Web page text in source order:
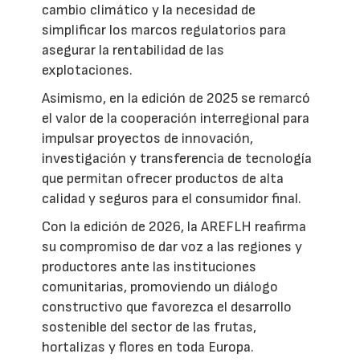
cambio climático y la necesidad de
simplificar los marcos regulatorios para
asegurar la rentabilidad de las
explotaciones.
Asimismo, en la edición de 2025 se remarcó
el valor de la cooperación interregional para
impulsar proyectos de innovación,
investigación y transferencia de tecnología
que permitan ofrecer productos de alta
calidad y seguros para el consumidor final.
Con la edición de 2026, la AREFLH reafirma
su compromiso de dar voz a las regiones y
productores ante las instituciones
comunitarias, promoviendo un diálogo
constructivo que favorezca el desarrollo
sostenible del sector de las frutas,
hortalizas y flores en toda Europa.